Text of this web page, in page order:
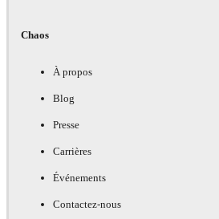
Chaos
À propos
Blog
Presse
Carrières
Événements
Contactez-nous